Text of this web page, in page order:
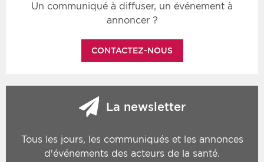
Un communiqué à diffuser, un événement à
annoncer ?
CONTACTEZ-NOUS
La newsletter
Tous les jours, les communiqués et les annonces
d'événements des acteurs de la santé.